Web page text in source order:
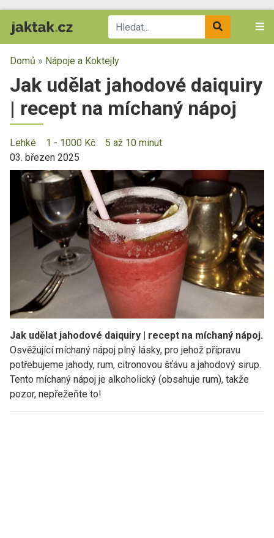
Domů » Nápoje a Koktejly
Jak udělat jahodové daiquiry
| recept na míchaný nápoj
Lehké 1 - 1000 Kč
5 až 10 minut
03. březen 2025
Jak udělat jahodové daiquiry | recept na míchaný nápoj.
Osvěžující míchaný nápoj plný lásky, pro jehož přípravu
potřebujeme jahody, rum, citronovou šťávu a jahodový sirup.
Tento míchaný nápoj je alkoholický (obsahuje rum), takže
pozor, nepřežeňte to!